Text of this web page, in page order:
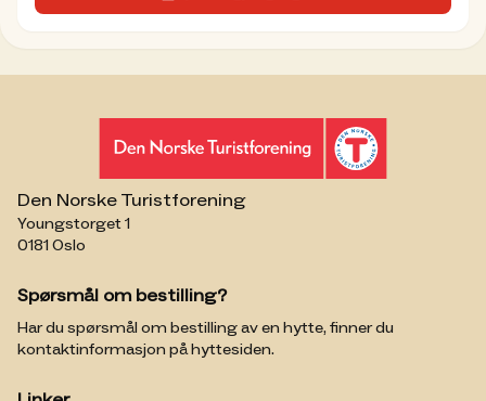
Den Norske Turistforening
Youngstorget 1
0181 Oslo
Spørsmål om bestilling?
Har du spørsmål om bestilling av en hytte, finner du
kontaktinformasjon på hyttesiden.